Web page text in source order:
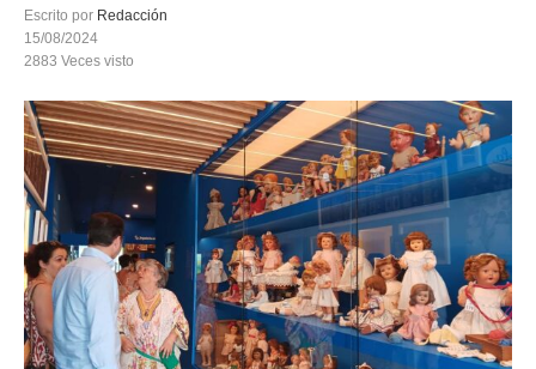
Escrito por Redacción
15/08/2024
2883 Veces visto